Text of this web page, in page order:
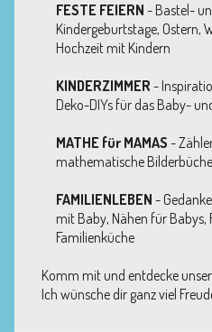
FESTE FEIERN - Bastel-
Kindergeburtstage, Ostern,
Hochzeit mit Kindern
KINDERZIMMER -
Deko-DIYs für das Baby-
MATHE für MAMAS -
mathematische
FAMILIENLEBEN -
mit Baby, Nähen für Babys,
Familienküche
Komm mit und entdecke
Ich wünsche dir ganz viel